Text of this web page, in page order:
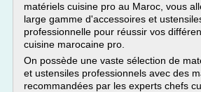
matériels cuisine pro au Maroc, vous
large gamme d'accessoires et
professionnelle pour réussir vos
cuisine marocaine pro.
On possède une vaste sélection de
et ustensiles professionnels avec des
recommandées par les experts chefs